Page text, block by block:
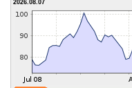
2026.08.07